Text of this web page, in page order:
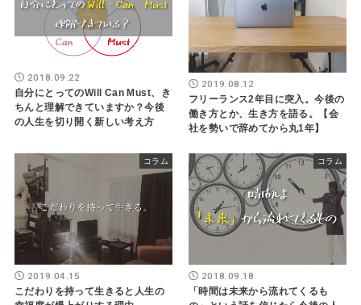
2018.09.22
自分にとってのWill Can Must、き
ちんと理解できていますか？今後
の人生を切り開く新しい考え方
2019.08.12
フリーランス2年目に突入。今後の
働き方とか、生き方を語る。【会
社を勢いで辞めてから丸1年】
コラム
2019.04.15
こだわりを持って生きると人生の
コラム
2018.09.18
「時間は未来から流れてくるも